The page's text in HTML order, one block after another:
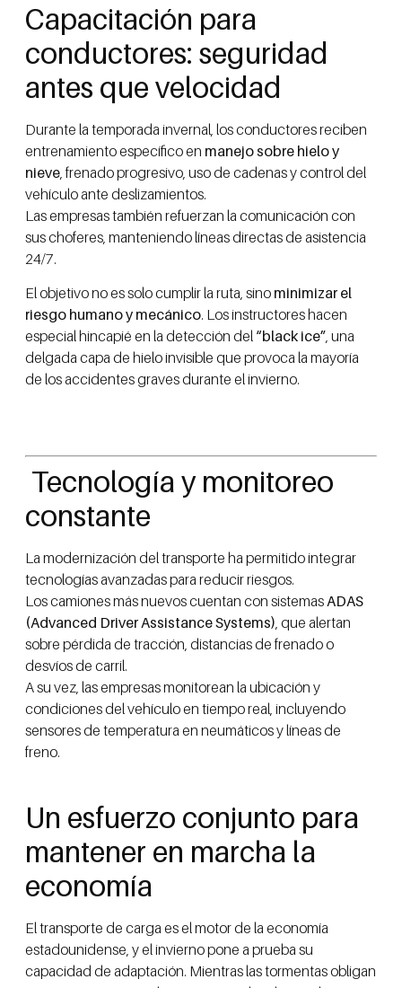
Capacitación para
conductores: seguridad
antes que velocidad
Durante la temporada invernal, los conductores reciben
entrenamiento específico en manejo sobre hielo y
nieve , frenado progresivo, uso de cadenas y control del
vehículo ante deslizamientos.
Las empresas también refuerzan la comunicación con
sus choferes, manteniendo líneas directas de asistencia
24/7.
El objetivo no es solo cumplir la ruta, sino minimizar el
riesgo humano y mecánico. Los instructores hacen
especial hincapié en la detección del “black ice”, una
delgada capa de hielo invisible que provoca la mayoría
de los accidentes graves durante el invierno.
Tecnología y monitoreo
constante
La modernización del transporte ha permitido integrar
tecnologías avanzadas para reducir riesgos.
Los camiones más nuevos cuentan con sistemas ADAS
(Advanced Driver Assistance Systems) , que alertan
sobre pérdida de tracción, distancias de frenado o
desvíos de carril.
A su vez, las empresas monitorean la ubicación y
condiciones del vehículo en tiempo real, incluyendo
sensores de temperatura en neumáticos y líneas de
freno.
Un esfuerzo conjunto para
mantener en marcha la
economía
El transporte de carga es el motor de la economía
estadounidense, y el invierno pone a prueba su
capacidad de adaptación. Mientras las tormentas obligan